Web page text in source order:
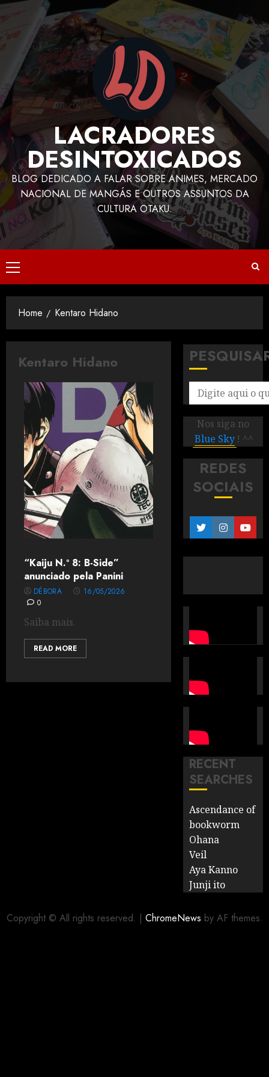
LACRADORES
DESINTOXICADOS
BLOG DEDICADO A FALAR SOBRE ANIMES, MERCADO
NACIONAL DE MANGÁS E OUTROS ASSUNTOS DA
CULTURA OTAKU.
Home Kentaro Hidano
Kentaro Hidano
“Kaiju N.º 8: B-Side”
anunciado pela Panini
DÉBORA
16/05/2026
0
Saiba mais.
READ MORE
Nos siga no
Blue Sky ! ^^
REDES
SOCIAIS
RECENT
SEARCHES
Ascendance of
bookworm
Ohana
Veil
Aya Kanno
Junji ito
Copyright © All rights reserved. | ChromeNews by AF themes.